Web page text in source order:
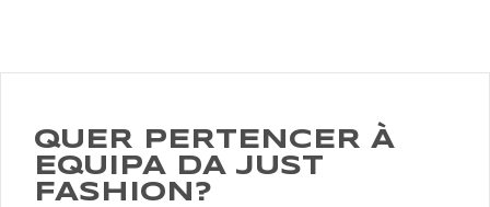
QUER PERTENCER À
EQUIPA DA JUST
FASHION?